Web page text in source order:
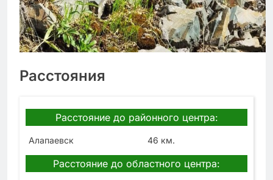
Расстояния
Расстояние до районного центра:
Алапаевск 46 км.
Расстояние до областного центра: